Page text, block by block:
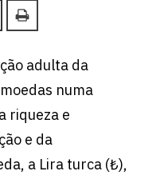
adulta da
numa
riqueza e
e da
a Lira turca (₺),